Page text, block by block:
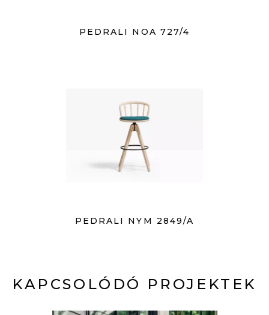
PEDRALI NOA 727/4
PEDRALI NYM 2849/A
KAPCSOLÓDÓ PROJEKTEK